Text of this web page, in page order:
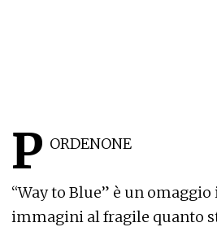
P ORDENONE
“Way to Blue” è un
immagini al fragile quanto